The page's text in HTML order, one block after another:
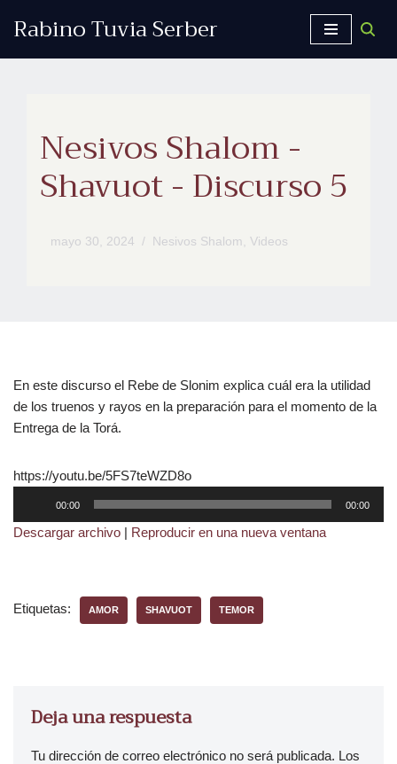
Rabino Tuvia Serber
Nesivos Shalom -
Shavuot - Discurso 5
mayo 30, 2024 Nesivos Shalom, Videos
En este discurso el Rebe de Slonim explica cuál era la utilidad
de los truenos y rayos en la preparación para el momento de la
Entrega de la Torá.
https://youtu.be/5FS7teWZD8o
p
d
00:00 00:00
Descargar archivo | Reproducir en una nueva ventana
Etiquetas: AMOR SHAVUOT TEMOR
Deja una respuesta
Tu dirección de correo electrónico no será publicada. Los